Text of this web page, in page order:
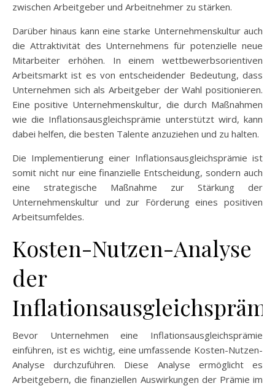
zwischen Arbeitgeber und Arbeitnehmer zu stärken.
Darüber hinaus kann eine starke Unternehmenskultur auch
die Attraktivität des Unternehmens für potenzielle neue
Mitarbeiter erhöhen. In einem wettbewerbsorientiven
Arbeitsmarkt ist es von entscheidender Bedeutung, dass
Unternehmen sich als Arbeitgeber der Wahl positionieren.
Eine positive Unternehmenskultur, die durch Maßnahmen
wie die Inflationsausgleichsprämie unterstützt wird, kann
dabei helfen, die besten Talente anzuziehen und zu halten.
Die Implementierung einer Inflationsausgleichsprämie ist
somit nicht nur eine finanzielle Entscheidung, sondern auch
eine strategische Maßnahme zur Stärkung der
Unternehmenskultur und zur Förderung eines positiven
Arbeitsumfeldes.
Kosten-Nutzen-Analyse
der
Bevor Unternehmen eine Inflationsausgleichsprämie
einführen, ist es wichtig, eine umfassende Kosten-Nutzen-
Analyse durchzuführen. Diese Analyse ermöglicht es
Arbeitgebern, die finanziellen Auswirkungen der Prämie im